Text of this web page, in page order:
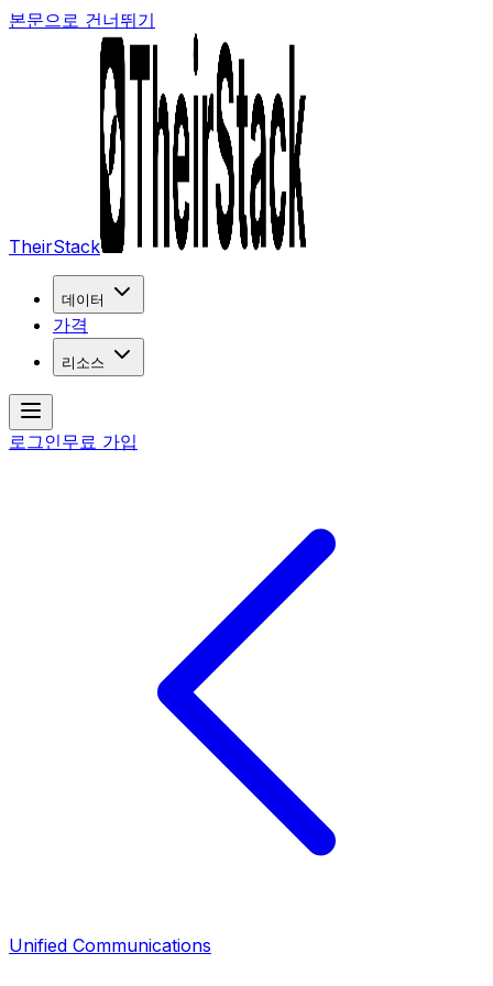
본문으로 건너뛰기
TheirStack
데이터
가격
리소스
로그인무료 가입
Unified Communications